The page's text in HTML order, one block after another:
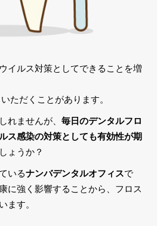
イルス対策としてできることを増
ただくことがあります。
れませんが、 毎日のデンタルフロ
ス感染の対策としても有効性が期
ょうか？
いるナンバデンタルオフィスで
に強く影響することから、フロス
ます。